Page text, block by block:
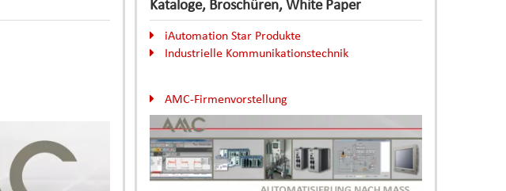
Kataloge, Broschüren, White Paper
iAutomation Star Produkte
Industrielle Kommunikationstechnik
AMC-Firmenvorstellung